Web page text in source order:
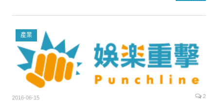
產業
2016-06-15 2